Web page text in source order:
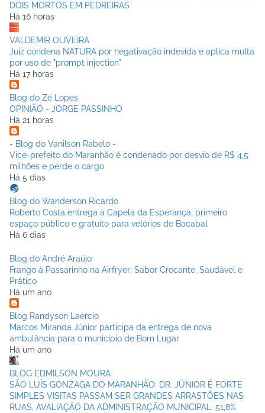
DOIS MORTOS EM PEDREIRAS
Há 16 horas
VALDEMIR OLIVEIRA
Juiz condena NATURA por negativação indevida e aplica multa
por uso de "prompt injection"
Há 17 horas
Blog do Zé Lopes
OPINIÃO - JORGE PASSINHO
Há 21 horas
- Blog do Vanilson Rabelo -
Vice-prefeito do Maranhão é condenado por desvio de R$ 4,5
milhões e perde o cargo
Há 5 dias
Blog do Wanderson Ricardo
Roberto Costa entrega a Capela da Esperança, primeiro
espaço público e gratuito para velórios de Bacabal
Há 6 dias
Blog do André Araújo
Frango à Passarinho na Airfryer: Sabor Crocante, Saudável e
Prático
Há um ano
Blog Randyson Laercio
Marcos Miranda Júnior participa da entrega de nova
ambulância para o municipio de Bom Lugar
Há um ano
BLOG EDMILSON MOURA
SÃO LUÍS GONZAGA DO MARANHÃO: DR. JÚNIOR É FORTE
SIMPLES VISITAS PASSAM SER GRANDES ARRASTÕES NAS
RUAS, AVALIAÇÃO DA ADMINISTRAÇÃO MUNICIPAL. 51,8%